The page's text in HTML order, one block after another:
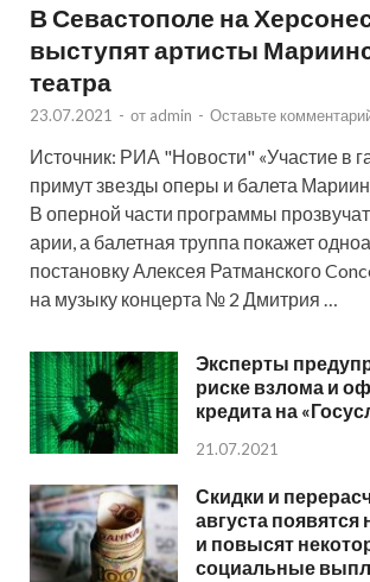
В Севастополе на
выступят артисты
театра
23.07.2021 - от admin - Оставьте
Источник: РИА "Новости" «Участие в
примут звезды оперы и балета
В оперной части программы
арии, а балетная труппа покажет
постановку Алексея Ратманского
на музыку концерта № 2 Дмитрия …
Эксперты
риске взлома и
кредита на
21.07.2021
Скидки и
августа
и повысят
социальные